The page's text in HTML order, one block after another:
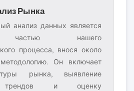
Рынка
анализ данных является
частью нашего
процесса, внося около
Он включает
рынка, выявление
трендов и оценку